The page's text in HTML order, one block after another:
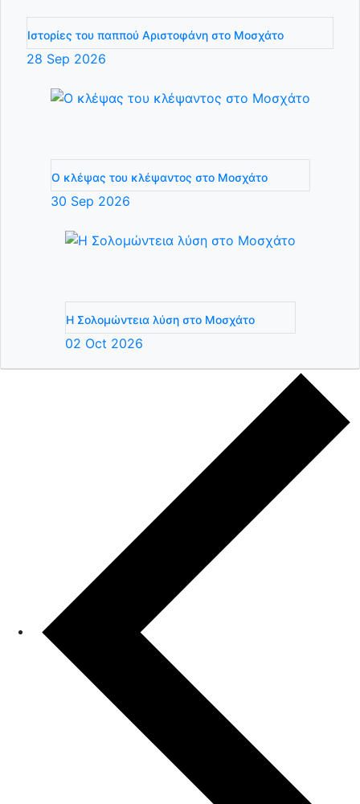
Ιστορίες του παππού Αριστοφάνη στο Μοσχάτο
28 Sep 2026
Ο κλέψας του κλέψαντος στο Μοσχάτο
30 Sep 2026
Η Σολομώντεια λύση στο Μοσχάτο
02 Oct 2026